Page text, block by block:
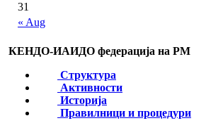
« Aug
31
КЕНДО-ИАИДО федерација на РМ
Структура
Активности
Историја
Правилници и процедури